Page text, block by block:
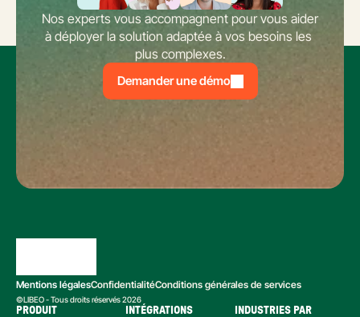
Nos experts vous accompagnent pour vous aider
à déployer la solution adaptée à vos besoins les
plus complexes.
Demander une démo
Mentions légalesConfidentialitéConditions générales de services
©LIBEO - Tous droits réservés 2026
PRODUIT INTÉGRATIONS
INDUSTRIES PAR